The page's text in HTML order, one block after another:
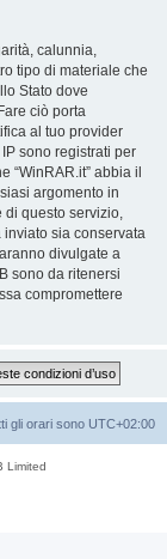
calunnia,
tipo di materiale che
Stato dove
ciò porta
al tuo provider
sono registrati per
“WinRAR.it” abbia il
argomento in
di questo servizio,
sia conservata
divulgate a
sono da ritenersi
compromettere
gli orari sono UTC+02:00
Limited